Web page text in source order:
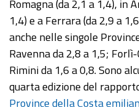
Romagna (da 2,1 a 1,4), in
1,4) e a Ferrara (da 2,9 a
anche nelle singole
Ravenna da 2,8 a 1,5;
Rimini da 1,6 a 0,8. Sono
quarta edizione del
Province della Costa